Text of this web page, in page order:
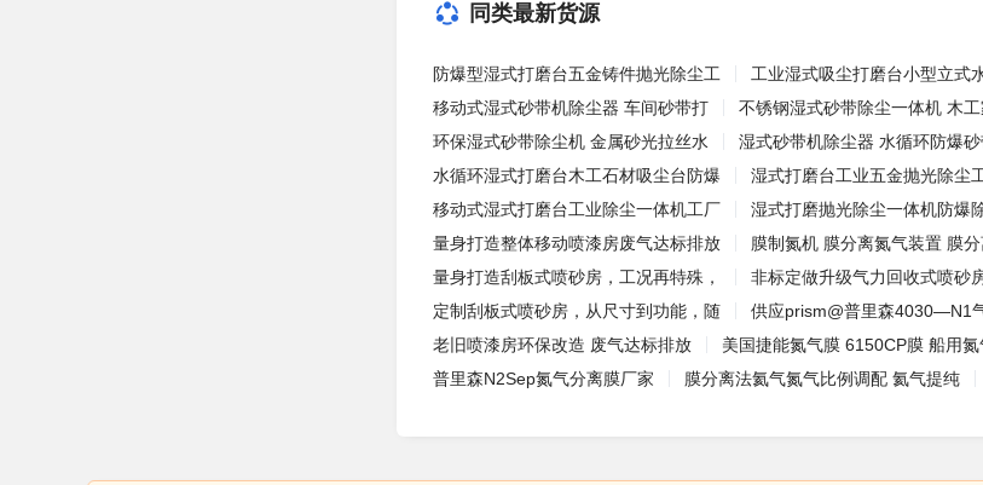
同类最新货源
防爆型湿式打磨台五金铸件抛光除尘工 工业湿式吸尘打磨台小型立式
移动式湿式砂带机除尘器 车间砂带打
不锈钢湿式砂带除尘一体机 木
环保湿式砂带除尘机 金属砂光拉丝水
湿式砂带机除尘器 水循环防爆
水循环湿式打磨台木工石材吸尘台防爆
湿式打磨台工业五金抛光除尘
移动式湿式打磨台工业除尘一体机工厂
湿式打磨抛光除尘一体机防爆
量身打造整体移动喷漆房废气达标排放
膜制氮机 膜分离氮气装置 膜
量身打造刮板式喷砂房，工况再特殊，
非标定做升级气力回收式喷砂
定制刮板式喷砂房，从尺寸到功能，随
供应prism@普里森4030—N1
老旧喷漆房环保改造 废气达标排放
美国捷能氮气膜 6150CP膜 船用氮
普里森N2Sep氮气分离膜厂家
膜分离法氦气氮气比例调配 氦气提纯